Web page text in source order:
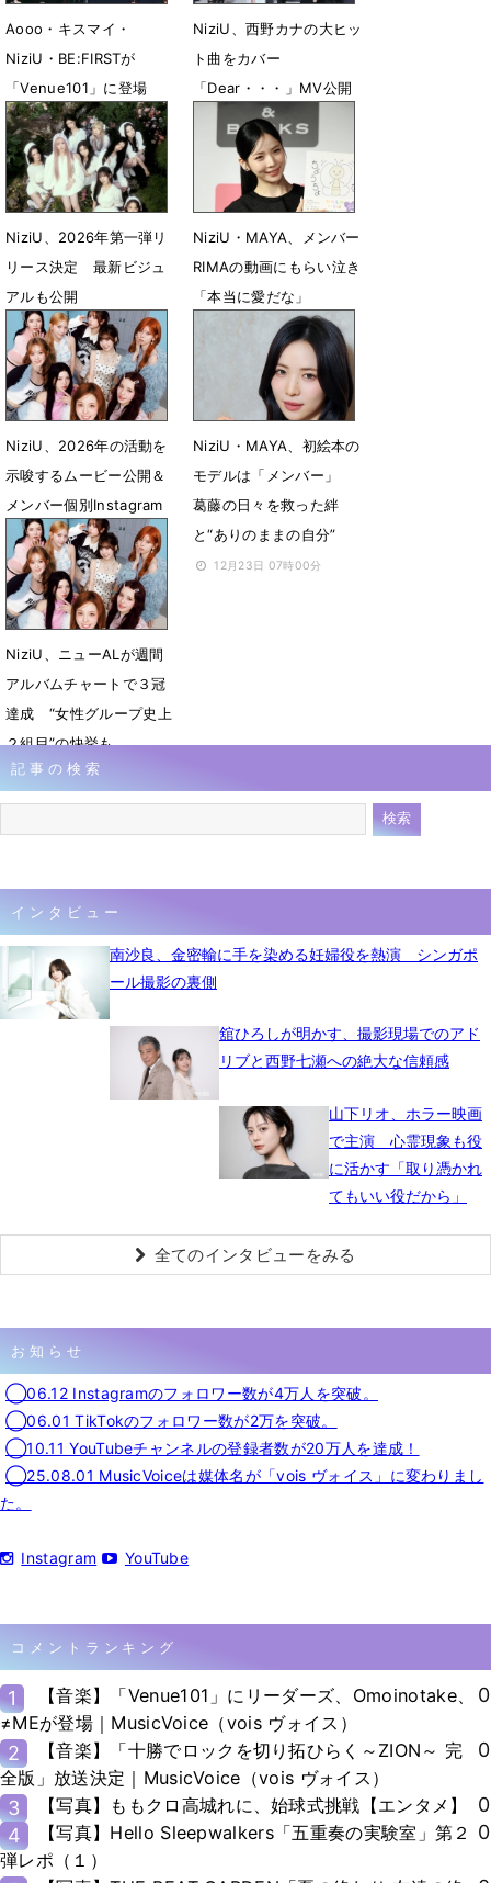
Aooo・キスマイ・
NiziU・BE:FIRSTが
「Venue101」に登場
4月10日 18時00分
NiziU、西野カナの大ヒッ
ト曲をカバー
「Dear・・・」MV公開
3月13日 13時55分
NiziU、2026年第一弾リ
リース決定 最新ビジュ
アルも公開
2月2日 17時00分
NiziU・MAYA、メンバー
RIMAの動画にもらい泣き
「本当に愛だな」
1月11日 19時59分
NiziU、2026年の活動を
示唆するムービー公開＆
メンバー個別Instagram
アカウントも開設
1月1日 16時25分
NiziU・MAYA、初絵本の
モデルは「メンバー」
葛藤の日々を救った絆
と“ありのままの自分”
12月23日 07時00分
NiziU、ニューALが週間
アルバムチャートで３冠
達成 “女性グループ史上
２組目”の快挙も
11月27日 07時00分
記事の検索
インタビュー
南沙良、金密輸に手を染める妊婦役を熱演 シンガポ
ール撮影の裏側
舘ひろしが明かす、撮影現場でのアド
リブと西野七瀬への絶大な信頼感
山下リオ、ホラー映画
で主演 心霊現象も役
に活かす「取り憑かれ
てもいい役だから」
全てのインタビューをみる
お知らせ
◯06.12 Instagramのフォロワー数が4万人を突破。
◯06.01 TikTokのフォロワー数が2万を突破。
◯10.11 YouTubeチャンネルの登録者数が20万人を達成！
◯25.08.01 MusicVoiceは媒体名が「vois ヴォイス」に変わりまし
た。
Instagram YouTube
コメントランキング
1
【音楽】「Venue101」にリーダーズ、Omoinotake、
≠MEが登場｜MusicVoice（vois ヴォイス）
0
2
【音楽】「十勝でロックを切り拓ひらく～ZION～ 完
全版」放送決定｜MusicVoice（vois ヴォイス）
0
3 【写真】ももクロ高城れに、始球式挑戦【エンタメ】
0
4
【写真】Hello Sleepwalkers「五重奏の実験室」第２
弾レポ（１）
0